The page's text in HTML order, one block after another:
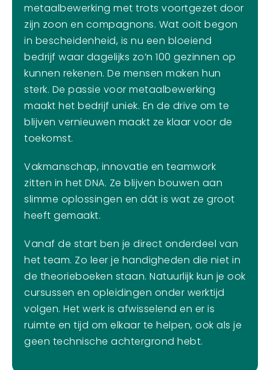
metaalbewerking met trots voortgezet door
zijn zoon en compagnons. Wat ooit begon
in bescheidenheid, is nu een bloeiend
bedrijf waar dagelijks zo’n 100 gezinnen op
kunnen rekenen. De mensen maken hun
sterk. De passie voor metaalbewerking
maakt het bedrijf uniek. En de drive om te
blijven vernieuwen maakt ze klaar voor de
toekomst.
Vakmanschap, innovatie en teamwork
zitten in het DNA. Ze blijven bouwen aan
slimme oplossingen en dát is wat ze groot
heeft gemaakt.
Vanaf de start ben je direct onderdeel van
het team. Zo leer je handigheden die niet in
de theorieboeken staan. Natuurlijk kun je ook
cursussen en opleidingen onder werktijd
volgen. Het werk is afwisselend en er is
ruimte en tijd om elkaar te helpen, ook als je
geen technische achtergrond hebt.